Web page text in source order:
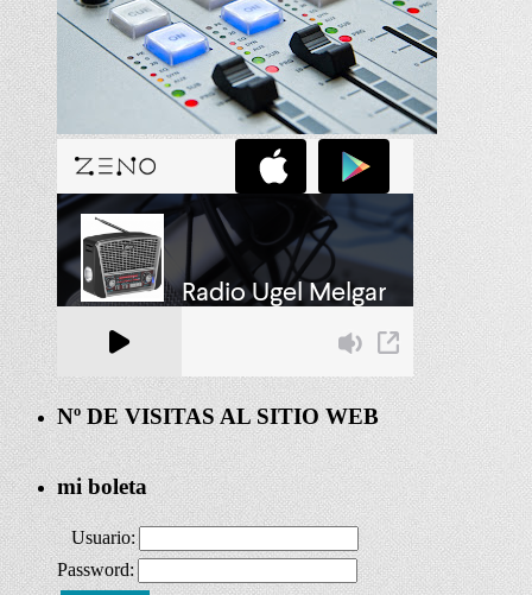
Nº DE VISITAS AL SITIO WEB
mi boleta
Usuario:
Password: